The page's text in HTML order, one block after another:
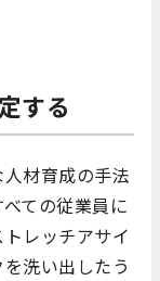
する
材育成の手法
ての従業員に
レッチアサイ
洗い出したう